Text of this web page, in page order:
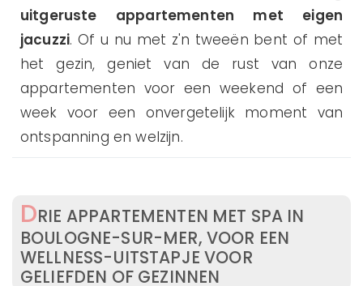
uitgeruste appartementen met eigen
jacuzzi. Of u nu met z'n tweeën bent of met
het gezin, geniet van de rust van onze
appartementen voor een weekend of een
week voor een onvergetelijk moment van
ontspanning en welzijn.
DRIE APPARTEMENTEN MET SPA IN
BOULOGNE-SUR-MER, VOOR EEN
WELLNESS-UITSTAPJE VOOR
GELIEFDEN OF GEZINNEN